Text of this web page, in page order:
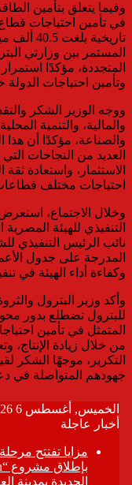
في تأمين احتياجات
المستمر بين وزارتي
المتجددة، مؤكدًا
وتأمين احتياجات
ووجه الوزير الشكر
والمالية، والتنمية
والصناعة، مؤكدًا أن هذا
العديد من النجاحات
الاستثمار، واستعادة
احتياجات مختلف
وخلال الاجتماع،
التنفيذي للهيئة
نائب الرئيس التنفيذي
المدرجة على جدول
وكفاءة أداء الهيئة في
وأكد وزير البترول
للبترول تضطلع بدور
المتمثل في تأمين
من خلال زيادة الإنتاج،
التكرير، موجهًا الشكر
جهودهم المتواصلة في